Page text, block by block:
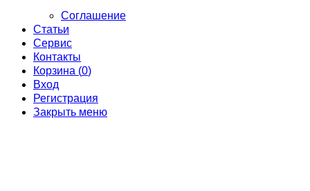
Соглашение
Статьи
Сервис
Контакты
Корзина (0)
Вход
Регистрация
Закрыть меню